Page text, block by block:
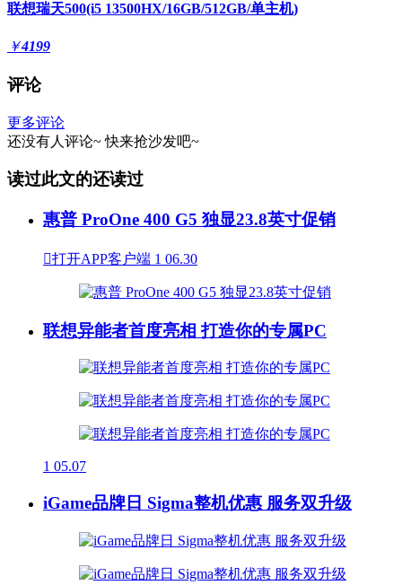
联想瑞天500(i5 13500HX/16GB/512GB/单主机)
￥4199
评论
更多评论
还没有人评论~ 快来抢沙发吧~
读过此文的还读过
惠普 ProOne 400 G5 独显23.8英寸促销
打开APP客户端 1 06.30
联想异能者首度亮相 打造你的专属PC
1 05.07
iGame品牌日 Sigma整机优惠 服务双升级